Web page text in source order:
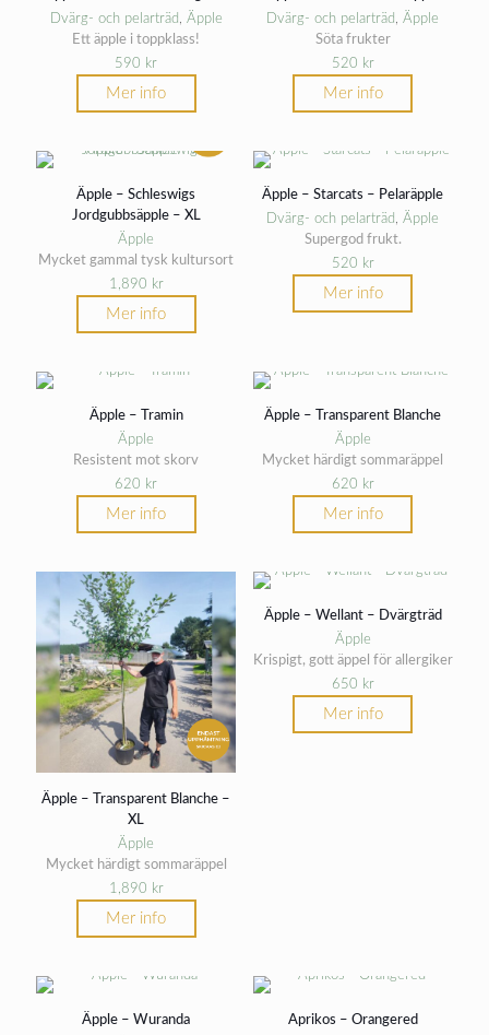
Dvärg- och pelarträd, Äpple
Ett äpple i toppklass!
590 kr
Mer info
Dvärg- och pelarträd,Äpple
Söta frukter
520 kr
Mer info
Äpple – Schleswigs
Jordgubbsäpple – XL
Äpple
Mycket gammal tysk kultursort
1,890 kr
Mer info
Äpple – Starcats – Pelaräpple
Dvärg- och pelarträd,Äpple
Supergod frukt.
520 kr
Mer info
Äpple – Tramin
Äpple
Resistent mot skorv
620 kr
Mer info
Äpple – Transparent Blanche
Äpple
Mycket härdigt sommaräppel
620 kr
Mer info
Äpple – Transparent Blanche –
XL
Äpple
Mycket härdigt sommaräppel
1,890 kr
Mer info
Äpple – Wellant – Dvärgträd
Äpple
Krispigt, gott äppel för allergiker
650 kr
Mer info
Äpple – Wuranda
Aprikos – Orangered